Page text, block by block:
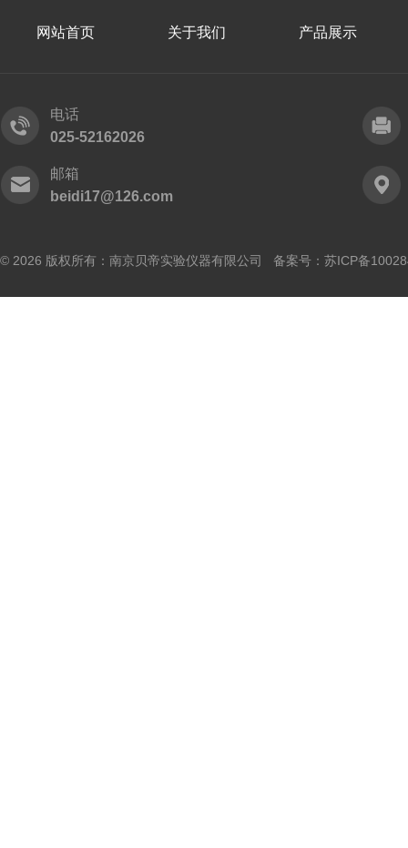
网站首页 关于我们 产品展示
电话
025-52162026
邮箱
beidi17@126.com
© 2026 版权所有：南京贝帝实验仪器有限公司 备案号： 苏ICP备